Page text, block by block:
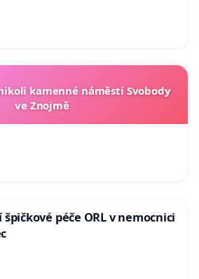
kamenné náměstí Svobody
ve Znojmě
péče ORL v nemocnici